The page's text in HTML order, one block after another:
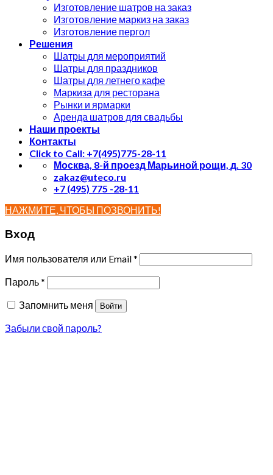
Изготовление шатров на заказ
Изготовление маркиз на заказ
Изготовление пергол
Решения
Шатры для мероприятий
Шатры для праздников
Шатры для летнего кафе
Маркиза для ресторана
Рынки и ярмарки
Аренда шатров для свадьбы
Наши проекты
Контакты
Click to Call: +7(495)775-28-11
Москва, 8-й проезд Марьиной рощи, д. 30
zakaz@uteco.ru
+7 (495) 775 -28-11
НАЖМИТЕ, ЧТОБЫ ПОЗВОНИТЬ!
Вход
Имя пользователя или Email*
Пароль*
Запомнить меня
Войти
Забыли свой пароль?